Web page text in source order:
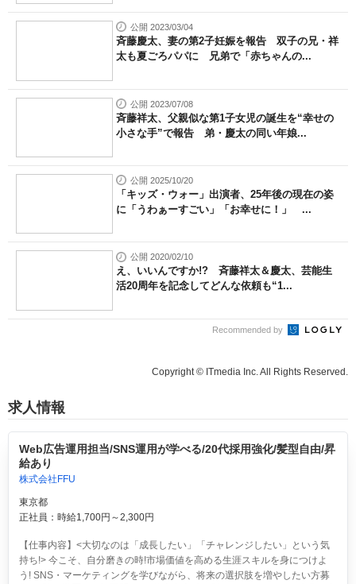
公開 2023/03/04
斉藤慶太、妻の第2子妊娠を報告 双子の兄・祥
太も夏ごろパパに 兄弟で「赤ちゃんの...
公開 2023/07/08
斉藤祥太、父親似な第1子女児の誕生を“幸せの
小さな手”で報告 弟・慶太の同い年娘...
公開 2025/10/20
「キッズ・ウォー」出演者、25年後の現在の姿
に「うわぁーすごい」「お幸せに！」 ...
公開 2020/02/10
え、いいんですか!? 斉藤祥太＆慶太、芸能生
活20周年を記念してどんな依頼も“1...
Recommended by
Copyright © ITmedia Inc. All Rights Reserved.
求人情報
Web広告運用担当/SNS運用が学べる/20代採用強化/髪型自由/昇
給あり
株式会社FFU
東京都
正社員：時給1,700円～2,300円
【仕事内容】<大切なのは「成長したい」「チャレンジしたい」という気
持ち!> 今こそ、自分磨きの時!市場価値を高める生涯スキルを身につけよ
う! SNS・マーケティングを学びながら、将来の選択肢を増やしたい方募